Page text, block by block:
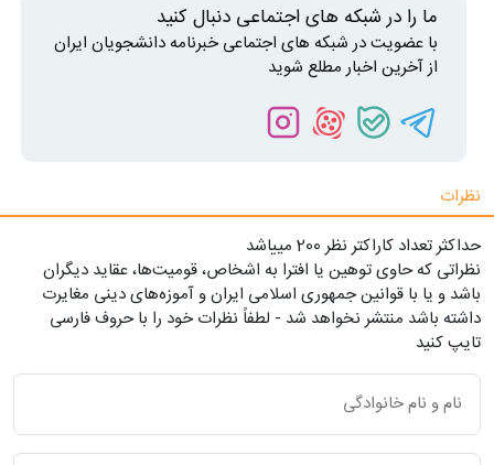
ما را در شبکه های اجتماعی دنبال کنید
با عضویت در شبکه های اجتماعی خبرنامه دانشجویان ایران
از آخرین اخبار مطلع شوید
نظرات
حداکثر تعداد کاراکتر نظر 200 ميياشد
نظراتی که حاوی توهین یا افترا به اشخاص، قومیت‌ها، عقاید دیگران
باشد و یا با قوانین جمهوری اسلامی ایران و آموزه‌های دینی مغایرت
داشته باشد منتشر نخواهد شد - لطفاً نظرات خود را با حروف فارسی
تایپ کنید